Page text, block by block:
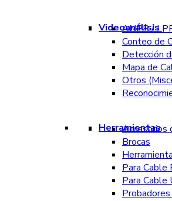
Videoanálisis
ANPR /
Conteo de
Detección
Mapa de
Otros
Herramientas
Accesorios
Brocas
Para Cable
Para